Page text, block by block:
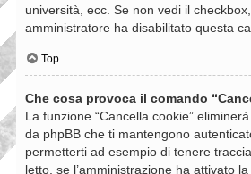
università, ecc. Se non vedi il
amministratore ha disabilitato questa
Top
Che cosa provoca il comando
La funzione “Cancella cookie”
da phpBB che ti mantengono
permetterti ad esempio di tenere
letto, se l’amministrazione ha attivato